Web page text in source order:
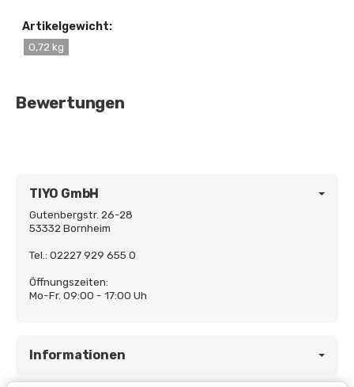
Artikelgewicht:
0,72 kg
Bewertungen
TIYO GmbH
Gutenbergstr. 26-28
53332 Bornheim
Tel.: 02227 929 655 0
Öffnungszeiten:
Mo-Fr. 09:00 - 17:00 Uh
Informationen